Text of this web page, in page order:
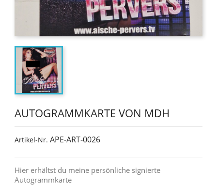
AUTOGRAMMKARTE VON MDH
Artikel-Nr. APE-ART-0026
Hier erhältst du meine persönliche signierte
Autogrammkarte